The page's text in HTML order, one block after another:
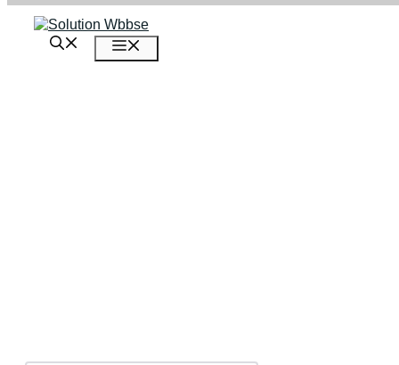
এড়িেয়
লেখায়